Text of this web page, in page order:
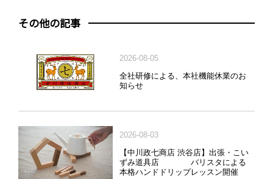
その他の記事
2026-08-05
全社研修による、本社機能休業のお
知らせ
2026-08-03
【中川政七商店 渋谷店】出張・こい
ずみ道具店 バリスタによる
本格ハンドドリップレッスン開催